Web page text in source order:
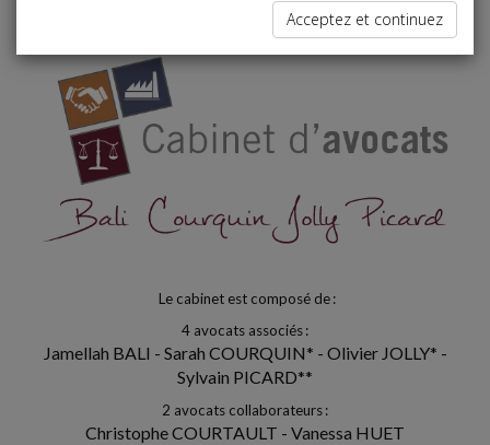
Le cabinet est composé de :
4 avocats associés :
Jamellah BALI - Sarah COURQUIN* - Olivier JOLLY* -
Sylvain PICARD**
2 avocats collaborateurs :
Christophe COURTAULT - Vanessa HUET
Acceptez et continuez